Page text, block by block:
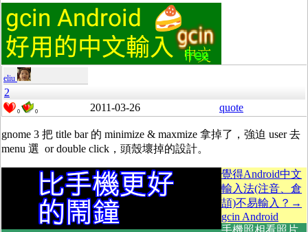
eliu
2
0 0 2011-03-26 quote
gnome 3 把 title bar 的 minimize & maxmize 拿掉了，強迫 user 去
menu 選 or double click，頭殼壞掉的設計。
覺得Android中文
輸入法(注音、倉
頡)不易輸入？→
gcin Android